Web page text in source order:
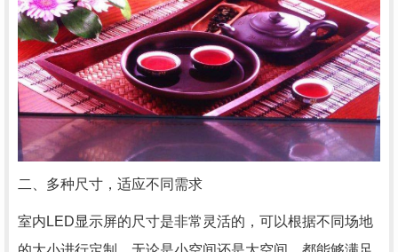
二、多种尺寸，适应不同需求
室内LED显示屏的尺寸是非常灵活的，可以根据不同场地